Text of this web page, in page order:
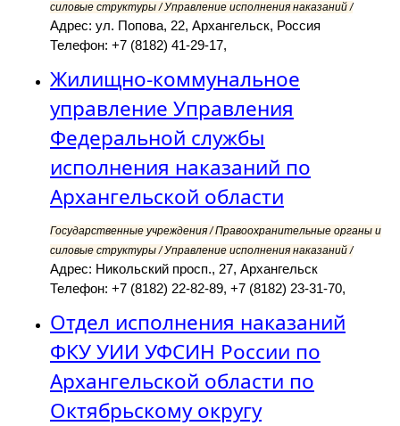
силовые структуры / Управление исполнения наказаний /
Адрес: ул. Попова, 22, Архангельск, Россия
Телефон: +7 (8182) 41-29-17,
Жилищно-коммунальное
управление Управления
Федеральной службы
исполнения наказаний по
Архангельской области
Государственные учреждения / Правоохранительные органы и
силовые структуры / Управление исполнения наказаний /
Адрес: Никольский просп., 27, Архангельск
Телефон: +7 (8182) 22-82-89, +7 (8182) 23-31-70,
Отдел исполнения наказаний
ФКУ УИИ УФСИН России по
Архангельской области по
Октябрьскому округу